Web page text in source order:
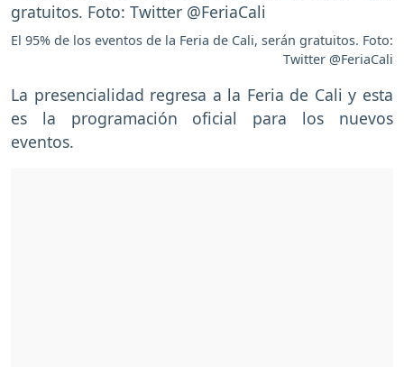
El 95% de los eventos de la Feria de Cali, serán gratuitos. Foto:
Twitter @FeriaCali
La presencialidad regresa a la Feria de Cali y esta
es la programación oficial para los nuevos
eventos.